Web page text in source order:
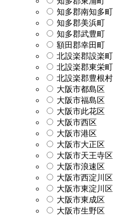
知多郡南知多町
知多郡美浜町
知多郡武豊町
額田郡幸田町
北設楽郡設楽町
北設楽郡東栄町
北設楽郡豊根村
大阪市都島区
大阪市福島区
大阪市此花区
大阪市西区
大阪市港区
大阪市大正区
大阪市天王寺区
大阪市浪速区
大阪市西淀川区
大阪市東淀川区
大阪市東成区
大阪市生野区